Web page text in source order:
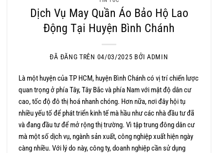
Dịch Vụ May Quần Áo Bảo Hộ Lao
Động Tại Huyện Bình Chánh
ĐÃ ĐĂNG TRÊN 04/03/2025 BỞIADMIN
Là một huyện của TP HCM, huyện Bình Chánh có vị trí chiến lược
quan trọng ở phía Tây, Tây Bắc và phía Nam với mật độ dân cư
cao, tốc độ đô thị hoá nhanh chóng. Hơn nữa, nơi đây hội tụ
nhiều yếu tố để phát triển kinh tế mà hầu như các nhà đầu tư đã
và đang đầu tư để mở rộng thị trường. Vì tập trung đông dân cư
mà một số dịch vụ, ngành sản xuất, công nghiệp xuất hiện ngày
càng nhiều. Với lý do này, công ty, doanh nghiệp cần sử dụng